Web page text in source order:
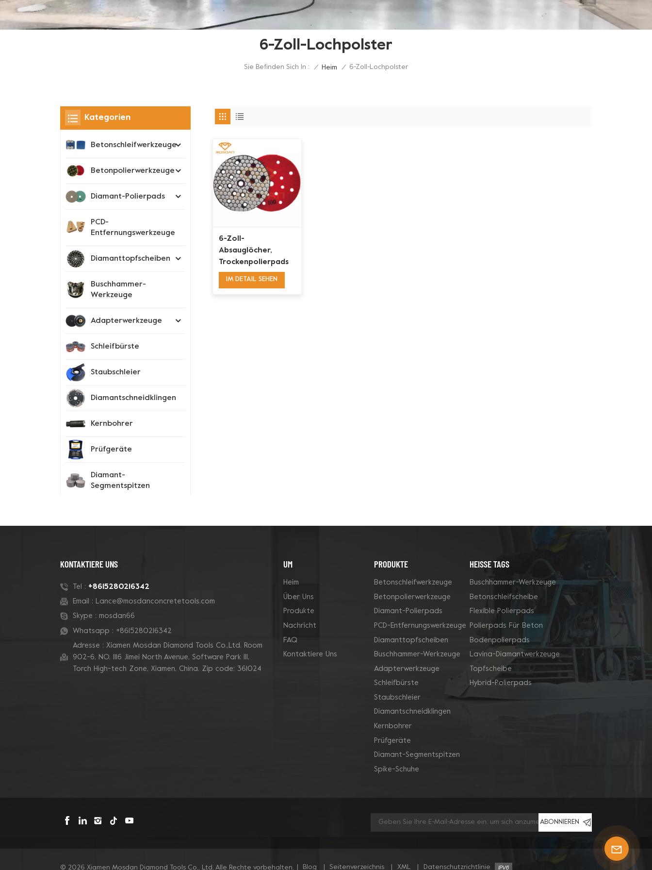
6-Zoll-Lochpolster
Sie Befinden Sich In : / Heim / 6-Zoll-Lochpolster
6-Zoll-
Absauglöcher,
Trockenpolierpads
für Granit, Marmor,
IM DETAIL SEHEN
Kategorien
Betonschleifwerkzeuge
Betonpolierwerkzeuge
Diamant-Polierpads
PCD-
Entfernungswerkzeuge
Diamanttopfscheiben
Buschhammer-
Werkzeuge
Adapterwerkzeuge
Schleifbürste
Staubschleier
Diamantschneidklingen
Kernbohrer
Prüfgeräte
Diamant-
Segmentspitzen
180-mm-Rohr-Grizzly-
Betontopfschleifscheibe
7-Zoll-10-V-Segment-
Diamanttopfscheibe
zum Schleifen von
Betonkanten
Eckkanten
KONTAKTIERE UNS
Tel : +8615280216342
Email : Lance@mosdanconcretetools.com
Skype : mosdan66
Whatsapp : +8615280216342
Adresse : Xiamen Mosdan Diamond Tools Co.,Ltd. Room
902-6, NO. 1116 Jimei North Avenue, Software Park Ill,
Torch High-tech Zone, Xiamen, China. Zip code: 361024
UM
Heim
Über Uns
Produkte
Nachricht
FAQ
Kontaktiere Uns
PRODUKTE
Betonschleifwerkzeuge
Betonpolierwerkzeuge
Diamant-Polierpads
PCD-Entfernungswerkzeuge
Diamanttopfscheiben
Buschhammer-Werkzeuge
Adapterwerkzeuge
Schleifbürste
Staubschleier
Diamantschneidklingen
Kernbohrer
Prüfgeräte
Diamant-Segmentspitzen
Spike-Schuhe
HEISSE TAGS
Buschhammer-Werkzeuge
Betonschleifscheibe
Flexible Polierpads
Polierpads Für Beton
Bodenpolierpads
Lavina-Diamantwerkzeuge
Topfscheibe
Hybrid-Polierpads
ABONNIEREN
© 2026 Xiamen Mosdan Diamond Tools Co., Ltd. Alle Rechte vorbehalten. Blog Seitenverzeichnis XML Datenschutzrichtlinie